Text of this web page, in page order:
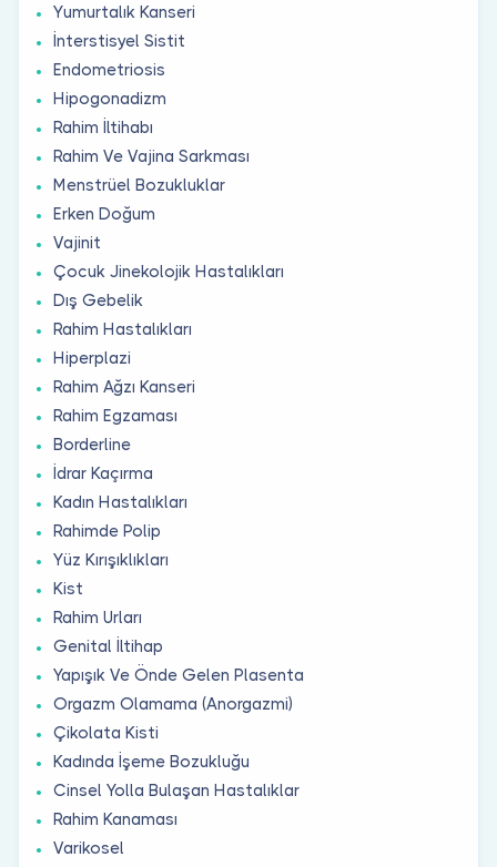
Yumurtalık Kanseri
İnterstisyel Sistit
Endometriosis
Hipogonadizm
Rahim İltihabı
Rahim Ve Vajina Sarkması
Menstrüel Bozukluklar
Erken Doğum
Vajinit
Çocuk Jinekolojik Hastalıkları
Dış Gebelik
Rahim Hastalıkları
Hiperplazi
Rahim Ağzı Kanseri
Rahim Egzaması
Borderline
İdrar Kaçırma
Kadın Hastalıkları
Rahimde Polip
Yüz Kırışıklıkları
Kist
Rahim Urları
Genital İltihap
Yapışık Ve Önde Gelen Plasenta
Orgazm Olamama (Anorgazmi)
Çikolata Kisti
Kadında İşeme Bozukluğu
Cinsel Yolla Bulaşan Hastalıklar
Rahim Kanaması
Varikosel